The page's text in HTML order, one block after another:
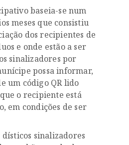

baseia-se num
meses que consistiu
dos recipientes de
e onde estão a ser
sinalizadores por
possa informar,
um código QR lido
o recipiente está
em condições de ser
dísticos sinalizadores